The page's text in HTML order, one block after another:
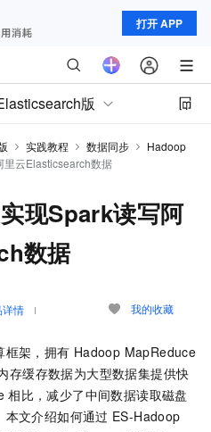
打开 APP
版
实践教程 数据同步
Hadoop
云Elasticsearch数据
现Spark读写阿
数据
详情 我的收藏
框架，拥有 Hadoop MapReduce
存缓存数据为大型数据集提供快
相比，减少了中间数据读取磁盘
文介绍如何通过 ES-Hadoop